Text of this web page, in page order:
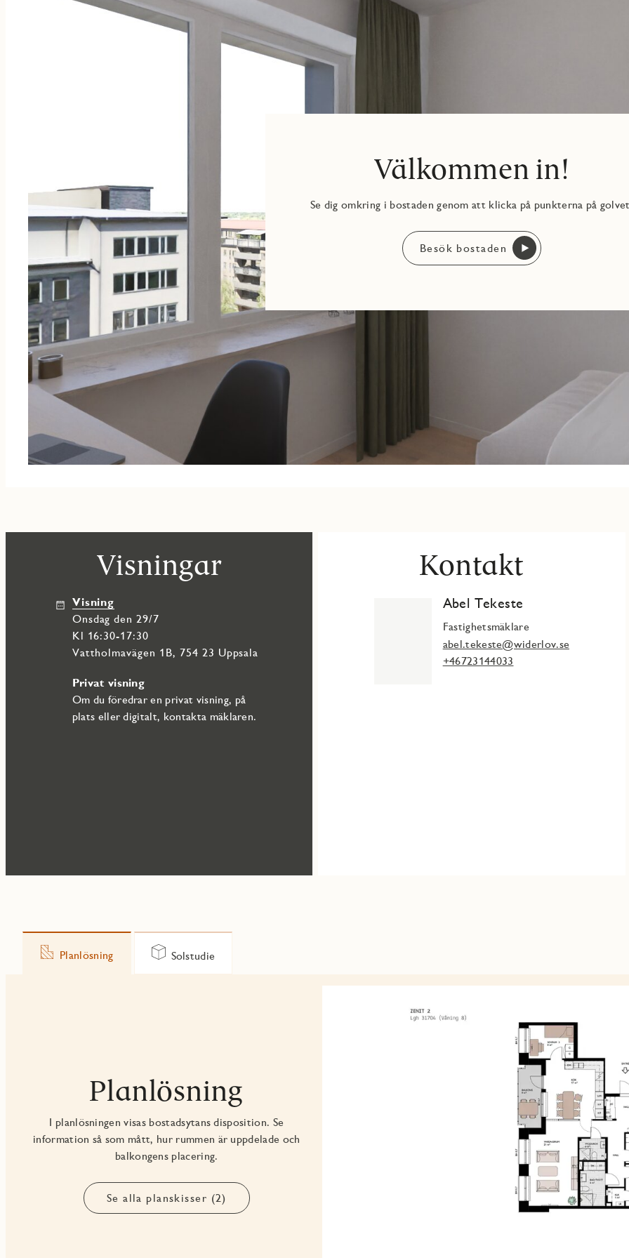
finns en praktisk arbetsbänk och förvaring i väggskåp. JMs torkställning John och ytterligare förvaring i kommod gör det lätt att
Välkommen in!
Se dig omkring i bostaden genom att klicka på punkterna på
Besök bostaden
Visningar
Visning
onsdag den 29/7
Kl 16:30-17:30
Vattholmavägen 1B, 754 23 Uppsala
Privat visning
Om du föredrar en privat visning, på
plats eller digitalt, kontakta mäklaren.
Kontakt
Abel Tekeste
Fastighetsmäklare
abel.tekeste@widerlov.se
+46723144033
Planlösning Solstudie
Planlösning
I planlösningen visas bostadsytans disposition. Se
information så som mått, hur rummen är uppdelade och
balkongens placering.
Se alla planskisser (2)